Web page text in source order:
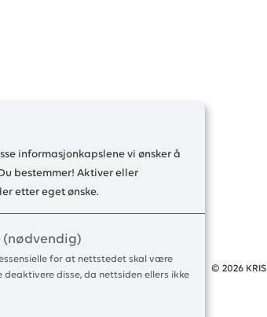
© 2026
informasjonkapslene vi ønsker å
bestemmer! Aktiver eller
etter eget ønske.
(nødvendig)
for at nettstedet skal være
deaktivere disse, da nettsiden ellers ikke